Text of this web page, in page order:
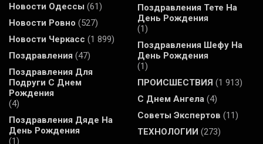
Новости Одессы (61)
Новости Ровно (527)
Новости Черкасс (1 899)
Поздравления (47)
Поздравления Для
Подруги С Днем
Рождения
(4)
Поздравления Дяде На
День Рождения
(1)
Поздравления Тете На
День Рождения
(1)
Поздравления Шефу На
День Рождения
(1)
ПРОИСШЕСТВИЯ (1 913)
С Днем Ангела (4)
Советы Экспертов (11)
ТЕХНОЛОГИИ (273)